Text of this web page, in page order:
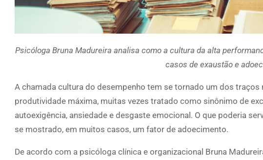
Psicóloga Bruna Madureira analisa como a cultura da alta
casos de exaustão e
A chamada cultura do desempenho tem se tornado um dos
produtividade máxima, muitas vezes tratado como sinônimo de
autoexigência, ansiedade e desgaste emocional. O que poderia
se mostrado, em muitos casos, um fator de adoecimento.
De acordo com a psicóloga clínica e organizacional Bruna